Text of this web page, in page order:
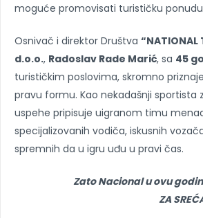
moguće promovisati turističku ponudu
Osnivač i direktor Društva “NATIONAL
d.o.o., Radoslav Rade Marić, sa 45
turističkim poslovima, skromno
pravu formu. Kao nekadašnji sportista
uspehe pripisuje uigranom timu
specijalizovanih vodiča, iskusnih
spremnih da u igru uđu u pravi čas.
Zato Nacional u ovu
ZA